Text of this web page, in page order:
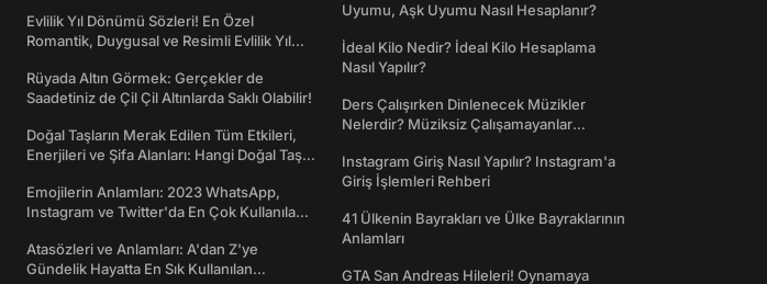
Evlilik Yıl Dönümü Sözleri! En Özel
Romantik, Duygusal ve Resimli Evlilik Yıl
Rüyada Altın Görmek: Gerçekler de
Saadetiniz de Çil Çil Altınlarda Saklı Olabilir!
Doğal Taşların Merak Edilen Tüm Etkileri,
Enerjileri ve Şifa Alanları: Hangi Doğal Taş
Emojilerin Anlamları: 2023 WhatsApp,
Instagram ve Twitter'da En Çok Kullanılan
Atasözleri ve Anlamları: A'dan Z'ye
Gündelik Hayatta En Sık Kullanılan
Uyumu, Aşk Uyumu Nasıl Hesaplanır?
İdeal Kilo Nedir? İdeal Kilo Hesaplama
Nasıl Yapılır?
Ders Çalışırken Dinlenecek Müzikler
Nelerdir? Müziksiz Çalışamayanlar
Instagram Giriş Nasıl Yapılır? Instagram'a
Giriş İşlemleri Rehberi
41 Ülkenin Bayrakları ve Ülke Bayraklarının
Anlamları
GTA San Andreas Hileleri! Oynamaya